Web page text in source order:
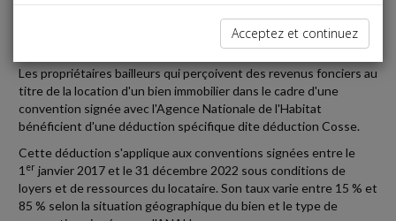
Date: 2020-12-17
REVENUS FONCIERS ET « DÉDUCTION COSSE »
Les propriétaires bailleurs qui perçoivent des revenus fonciers au
titre de la location d'un bien immobilier dans le cadre d'une
convention signée avec l'Agence Nationale de l'Habitat
bénéficient d'une déduction spécifique dite déduction Cosse.
Cette déduction s'applique aux conventions signées entre le
1 er janvier 2017 et le 31 décembre 2022 sous conditions de
loyers et de ressources du locataire. Son taux varie entre 15 % et
85 % selon la situation géographique du bien et le type de
Acceptez et continuez